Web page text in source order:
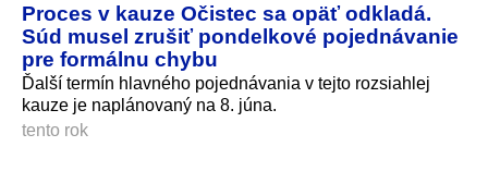
Proces v kauze Očistec sa opäť odkladá.
Súd musel zrušiť pondelkové pojednávanie
pre formálnu chybu
Ďalší termín hlavného pojednávania v tejto rozsiahlej
kauze je naplánovaný na 8. júna.
tento rok